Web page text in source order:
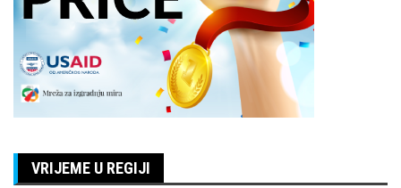
VRIJEME U REGIJI